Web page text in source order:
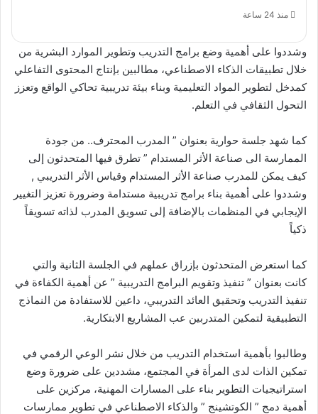
منذ 24 ساعة
وشددوا على أهمية وضع برامج التدريب وتطوير الموارد البشرية من
خلال تطبيقات الذكاء الاصطناعي، مطالبين بإنتاج المحتوى التفاعلي
كمدخل لتطوير المواد التعليمية وبناء بيئة تدريبية تحاكي الواقع وتعزز
التحول الثقافي في التعلم.
كما شهد جلسة حوارية بعنوان ” المدرب المحترف.. من جودة
الممارسة الى صناعة الأثر المستدام ” تطرق فيها المتحدثون إلى
كيف يمكن للمدرب صناعة الأثر المستدام وقياس الأثر التدريبي ,
وشددوا على أهمية بناء برامج تدريبية مستدامة وضرورة تعزيز التغيير
الإيجابي في المنظمات بالإضافة إلى تسويق المدرب لذاته تسويقاً
ذكياً
كما استعرض المتحدثون بإزراق عملهم في الجلسة الثانية والتي
كانت بعنوان ” تنفيذ وتقويم البرامج التدريبية ” عن أهمية الكفاءة في
تنفيذ التدريب وتحقيق العائد التدريبي، داعين للاستفادة من النماذج
التطبيقية لتمكين المتدربين عب المشاريع الابتكارية.
وطالبوا بأهمية استخدام التدريب من خلال نشر الوعي الرقمي في
تمكين الذات لدى المرأة في المجتمع، مشددين على ضرورة وضع
استراتيجيات التطوير بناء على المسارات المهنية، مركزين على
أهمية دمج ” الكوتشينج ” والذكاء الاصطناعي في تطوير ممارسات